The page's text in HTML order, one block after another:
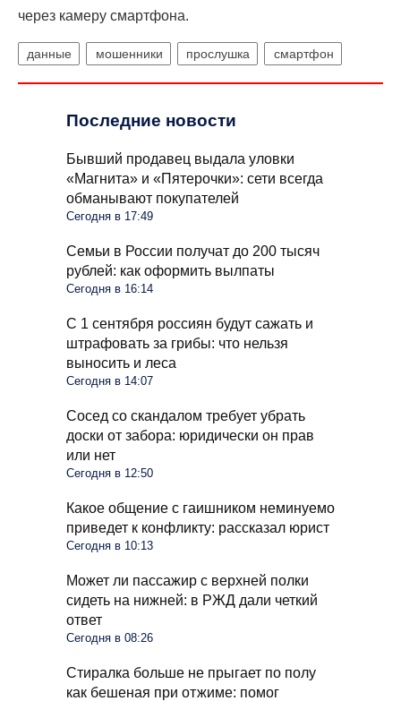
через камеру смартфона.
данные мошенники прослушка смартфон
Последние новости
Бывший продавец выдала уловки
«Магнита» и «Пятерочки»: сети всегда
обманывают покупателей
Сегодня в 17:49
Семьи в России получат до 200 тысяч
рублей: как оформить вылпаты
Сегодня в 16:14
С 1 сентября россиян будут сажать и
штрафовать за грибы: что нельзя
выносить и леса
Сегодня в 14:07
Сосед со скандалом требует убрать
доски от забора: юридически он прав
или нет
Сегодня в 12:50
Какое общение с гаишником неминуемо
приведет к конфликту: рассказал юрист
Сегодня в 10:13
Может ли пассажир с верхней полки
сидеть на нижней: в РЖД дали четкий
ответ
Сегодня в 08:26
Стиралка больше не прыгает по полу
как бешеная при отжиме: помог